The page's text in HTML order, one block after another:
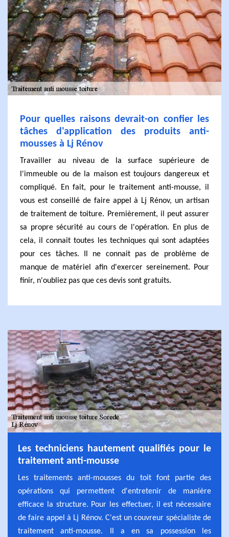
Pour quelles raisons devrait-on confier les
tâches d'application des produits anti-
mousses à Lj Rénov
Travailler au niveau de la surface supérieure de
l'immeuble ou de la maison est toujours dangereux et
compliqué. En fait, pour le traitement anti-mousse, il
vous est conseillé de faire appel à Lj Rénov, un artisan
de traitement de toiture. Premièrement, il peut assurer
sa propre sécurité au cours de l'opération. En plus de
cela, il connait toutes les techniques qui sont adaptées
pour ces tâches. Il ne connait pas de problème de
manque de matériel afin d'exercer sereinement. Pour
finir, n'oubliez pas que ces devis sont gratuits.
Les techniciens hautement qualifiés pour le
traitement anti-mousse
Les traitements anti-mousses du toit font partie des
opérations qui permettent d'entretenir de manière
efficace la structure. Pour les effectuer, il est nécessaire
de faire appel à Lj Rénov. C'est un couvreur spécialiste de
traitement anti-mousse. Il a en sa possession les